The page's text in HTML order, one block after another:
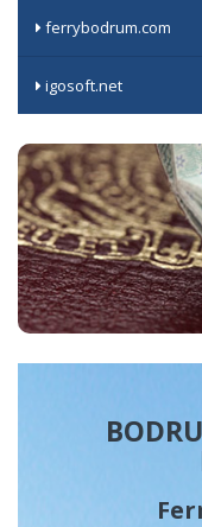
ferrybodrum.com
igosoft.net